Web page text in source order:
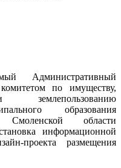
Административный
по имуществу,
землепользованию
образования
области
информационной
проекта размещения